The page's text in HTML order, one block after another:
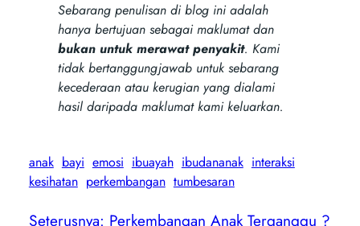
Sebarang penulisan di blog ini adalah
hanya bertujuan sebagai maklumat dan
bukan untuk merawat penyakit. Kami
tidak bertanggungjawab untuk sebarang
kecederaan atau kerugian yang dialami
hasil daripada maklumat kami keluarkan.
anak bayi emosi ibuayah ibudananak interaksi
kesihatan perkembangan tumbesaran
Seterusnya: Perkembangan Anak Terganggu ?